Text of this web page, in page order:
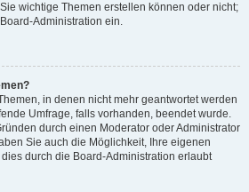
wichtige Themen erstellen können oder nicht;
Administration ein.
in denen nicht mehr geantwortet werden
Umfrage, falls vorhanden, beendet wurde.
durch einen Moderator oder Administrator
Sie auch die Möglichkeit, Ihre eigenen
durch die Board-Administration erlaubt